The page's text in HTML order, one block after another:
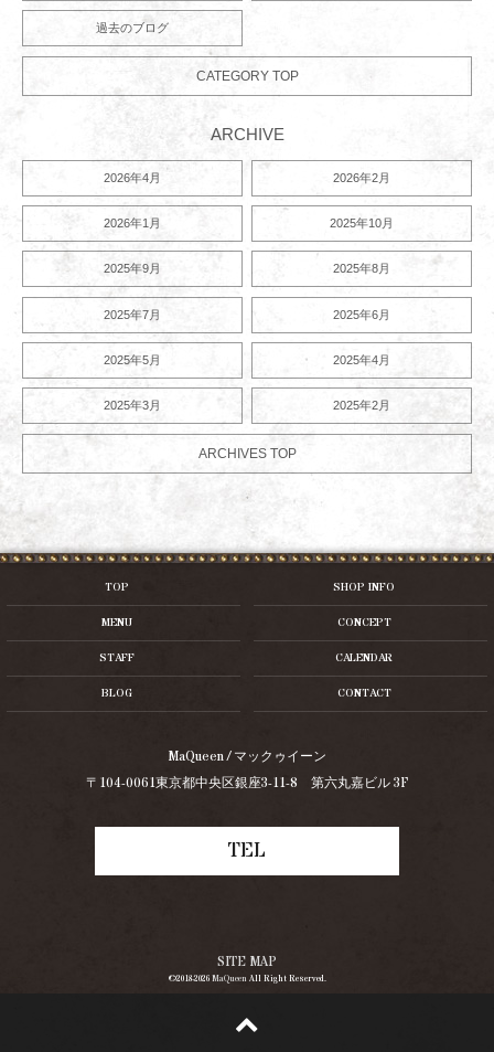
過去のブログ
CATEGORY TOP
ARCHIVE
2026年4月 2026年2月
2026年1月 2025年10月
2025年9月 2025年8月
2025年7月 2025年6月
2025年5月 2025年4月
2025年3月 2025年2月
ARCHIVES TOP
TOP SHOP INFO
MENU CONCEPT
STAFF CALENDAR
BLOG CONTACT
MaQueen / マックゥイーン
〒104-0061東京都中央区銀座3-11-8 第六丸嘉ビル 3F
TEL
SITE MAP
©2018-2026MaQueen All Right Reserved.